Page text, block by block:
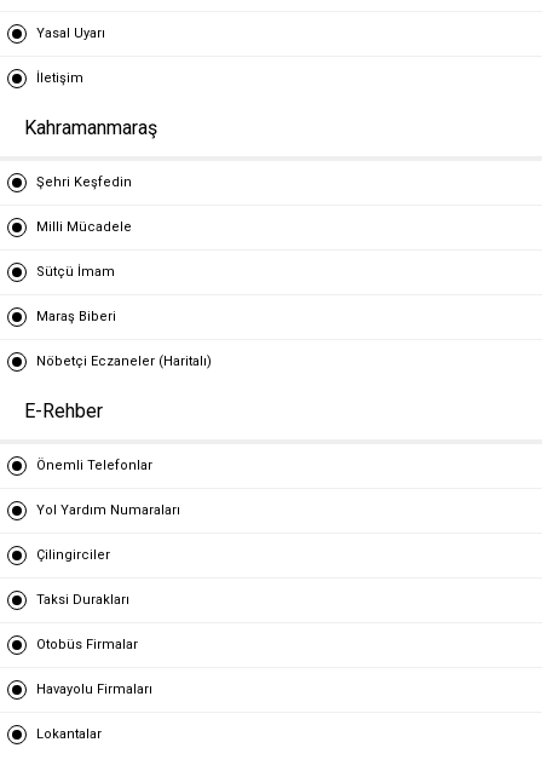
Yasal Uyarı
İletişim
Kahramanmaraş
Şehri Keşfedin
Milli Mücadele
Sütçü İmam
Maraş Biberi
Nöbetçi Eczaneler (Haritalı)
E-Rehber
Önemli Telefonlar
Yol Yardım Numaraları
Çilingirciler
Taksi Durakları
Otobüs Firmalar
Havayolu Firmaları
Lokantalar